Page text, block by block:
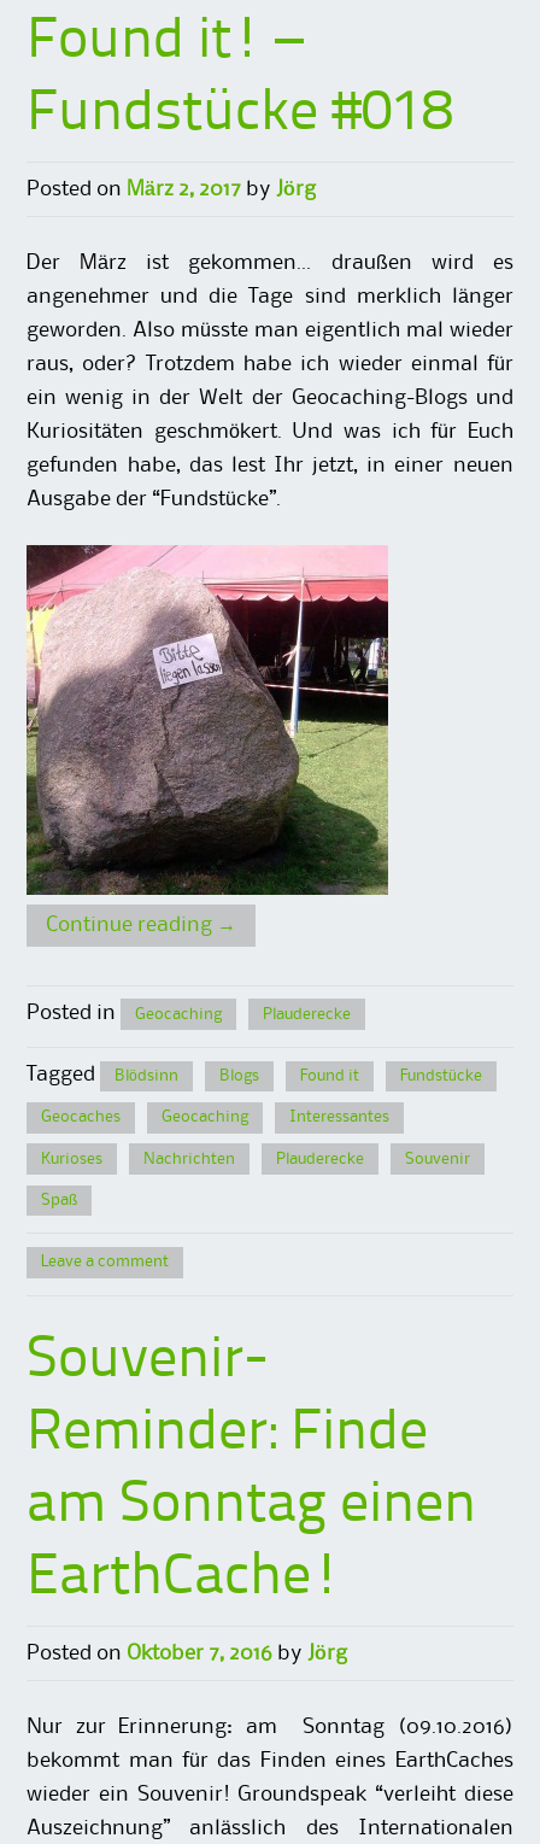
Found it! –
Fundstücke #018
Posted on März 2, 2017 by Jörg
Der März ist gekommen… draußen wird es
angenehmer und die Tage sind merklich länger
geworden. Also müsste man eigentlich mal wieder
raus, oder? Trotzdem habe ich wieder einmal für
ein wenig in der Welt der Geocaching-Blogs und
Kuriositäten geschmökert. Und was ich für Euch
gefunden habe, das lest Ihr jetzt, in einer neuen
Ausgabe der “Fundstücke”.
Continue reading →
Posted in Geocaching Plauderecke
Tagged Blödsinn Blogs Found it Fundstücke
Geocaches Geocaching Interessantes
Kurioses Nachrichten Plauderecke Souvenir
Spaß
Leave a comment
Souvenir-
Reminder: Finde
am Sonntag einen
EarthCache!
Posted on Oktober 7, 2016 byJörg
Nur zur Erinnerung: am Sonntag (09.10.2016)
bekommt man für das Finden eines EarthCaches
wieder ein Souvenir! Groundspeak “verleiht diese
Auszeichnung” anlässlich des Internationalen